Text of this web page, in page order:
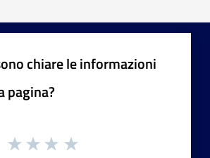
chiare le informazioni
pagina?